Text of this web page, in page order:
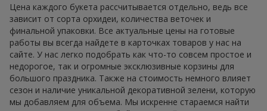
Цена каждого букета рассчитывается отдельно, ведь все
зависит от сорта орхидеи, количества веточек и
финальной упаковки. Все актуальные цены на готовые
работы вы всегда найдете в карточках товаров у нас на
сайте. У нас легко подобрать как что-то совсем простое и
недорогое, так и огромные эксклюзивные корзины для
большого праздника. Также на стоимость немного влияет
сезон и наличие уникальной декоративной зелени, которую
мы добавляем для объема. Мы искренне стараемся найти